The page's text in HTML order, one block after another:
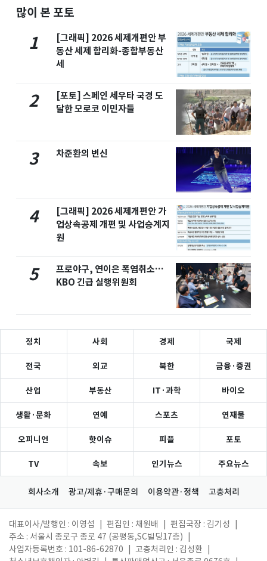
많이 본 포토
1
[그래픽] 2026 세제개편안 부
동산 세제 합리화-종합부동산
세
2
[포토] 스페인 세우타 국경 도
달한 모로코 이민자들
3 차준환의 변신
4
[그래픽] 2026 세제개편안 가
업상속공제 개편 및 사업승계지
원
5
프로야구, 연이은 폭염취소…
KBO 긴급 실행위원회
정치 사회 경제 국제
전국 외교 북한 금융·증권
산업 부동산 IT·과학 바이오
생활·문화 연예 스포츠 연재물
오피니언 핫이슈 피플 포토
TV 속보 인기뉴스 주요뉴스
회사소개 광고/제휴·구매문의 이용약관·정책 고충처리
대표이사/발행인 : 이영섭 편집인 : 채원배 편집국장 : 김기성
주소 : 서울시 종로구 종로 47 (공평동,SC빌딩17층)
사업자등록번호 : 101-86-62870
고충처리인 : 김성환